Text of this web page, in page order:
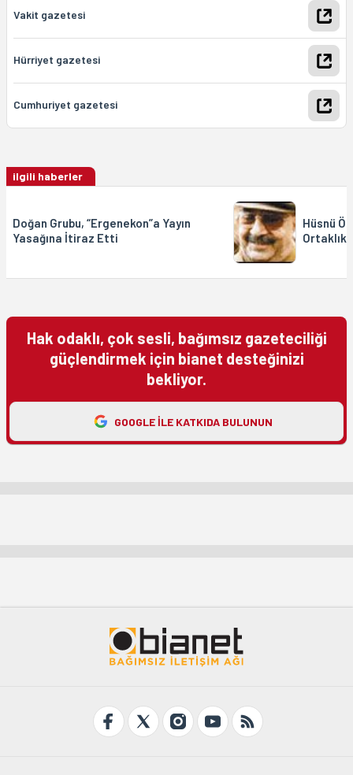
Vakit gazetesi
Hürriyet gazetesi
Cumhuriyet gazetesi
ilgili haberler
Doğan Grubu, “Ergenekon”a Yayın
Yasağına İtiraz Etti
Hüsnü
Hak odaklı, çok sesli, bağımsız gazeteciliği
güçlendirmek için bianet desteğinizi
bekliyor.
GOOGLE ILE KATKIDA BULUNUN